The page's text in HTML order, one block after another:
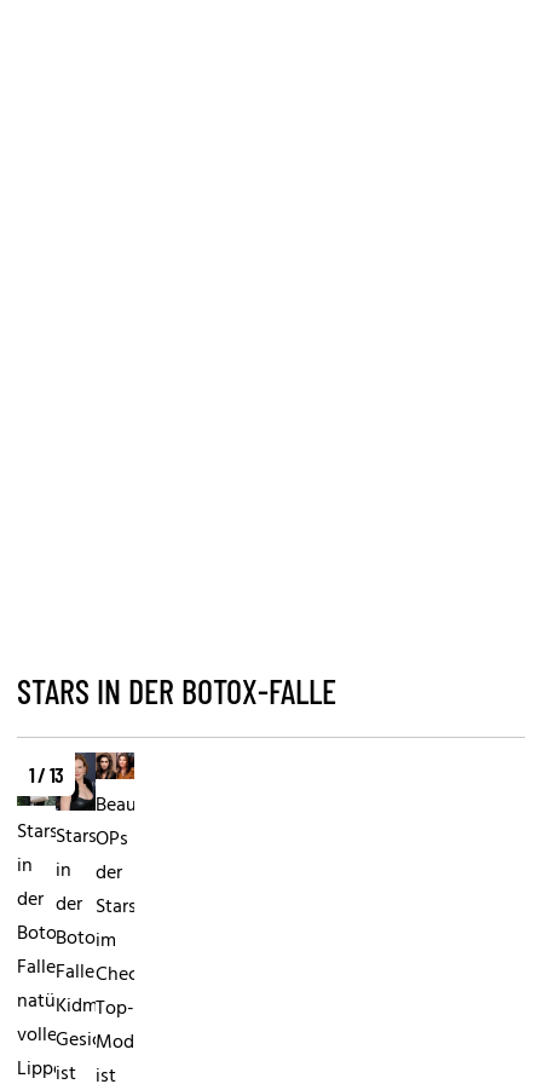
STARS IN DER BOTOX-FALLE
1 / 13
Stars
in
der
Botox-
FalleTrotz
natürlich
vollen
Lippen
Stars
in
der
Botox-
FalleNicole
Kidmans
Gesicht
ist
Beauty-
OPs
der
Stars
im
CheckDas
Top-
Model
ist